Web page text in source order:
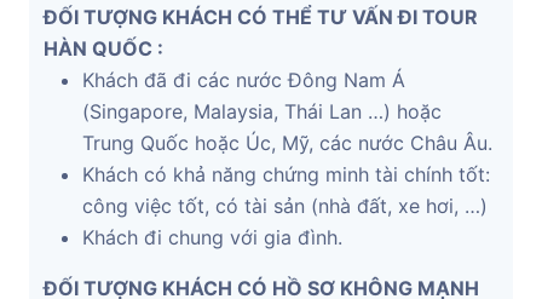
ĐỐI TƯỢNG KHÁCH CÓ THỂ TƯ VẤN ĐI TOUR
HÀN QUỐC :
Khách đã đi các nước Đông Nam Á
(Singapore, Malaysia, Thái Lan …) hoặc
Trung Quốc hoặc Úc, Mỹ, các nước Châu Âu.
Khách có khả năng chứng minh tài chính tốt:
công việc tốt, có tài sản (nhà đất, xe hơi, …)
Khách đi chung với gia đình.
ĐỐI TƯỢNG KHÁCH CÓ HỒ SƠ KHÔNG MẠNH